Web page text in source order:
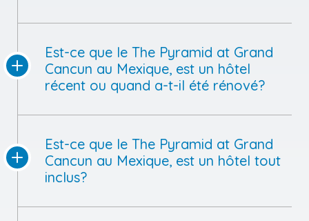
Est-ce que le The Pyramid at Grand
Cancun au Mexique, est un hôtel
récent ou quand a-t-il été rénové?
Est-ce que le The Pyramid at Grand
Cancun au Mexique, est un hôtel tout
inclus?